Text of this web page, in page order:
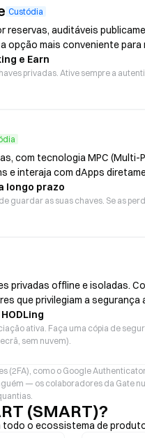
Custódia
auditáveis
opção mais conveniente
e Earn
privadas. Ative sempre a
com tecnologia MPC
e interaja com dApps
longo prazo
guardar as suas chaves. Se as
privadas offline e isoladas.
que privilegiam a
ativa. Faça uma cópia de
sem nuvem).
(2FA), como o Google
— os colaboradores da Gate
(SMART)?
todo o ecossistema de